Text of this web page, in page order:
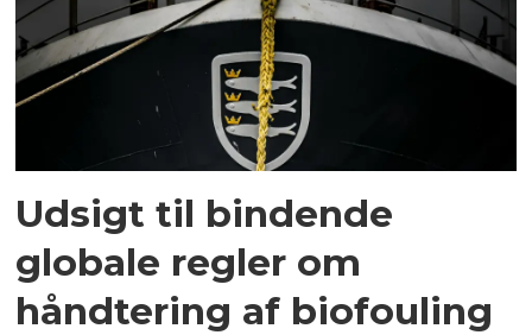
Udsigt til bindende
globale regler om
håndtering af biofouling